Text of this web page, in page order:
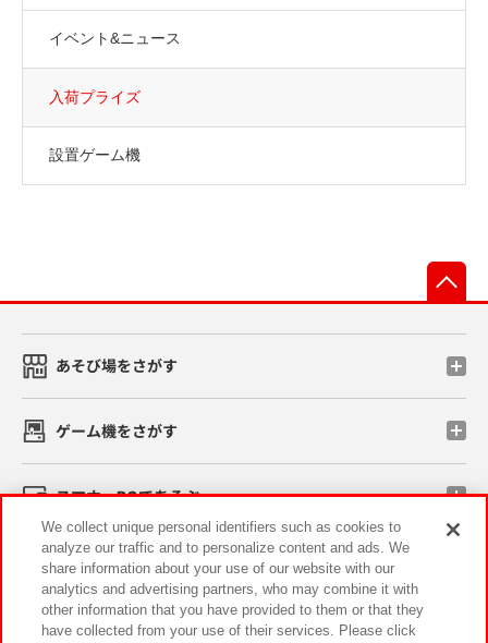
イベント&ニュース
入荷プライズ
設置ゲーム機
あそび場をさがす
ゲーム機をさがす
スマホ・PCであそぶ
イベント・キャンペーン
We collect unique personal identifiers such as cookies to
analyze our traffic and to personalize content and ads. We
share information about your use of our website with our
analytics and advertising partners, who may combine it with
other information that you have provided to them or that they
have collected from your use of their services. Please click